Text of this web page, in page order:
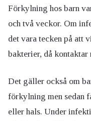
Förkylning hos barn
och två veckor. Om
det vara tecken på att
bakterier, då kontaktar
Det gäller också om
förkylning men sedan
eller hals. Under